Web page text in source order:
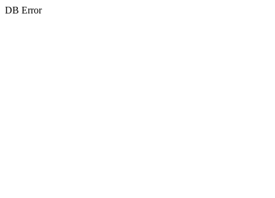
DB Error